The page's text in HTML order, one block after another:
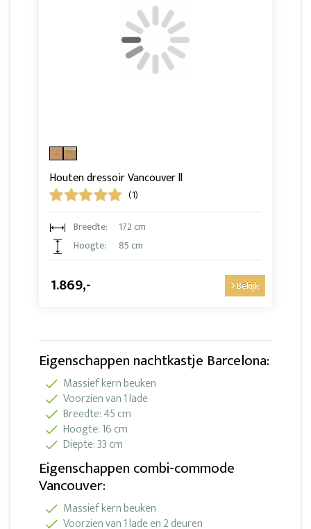
Houten dressoir Vancouver ll
(1)
Breedte:
172 cm
Hoogte:
85 cm
1.869,- Bekijk
Eigenschappen nachtkastje Barcelona:
Massief kern beuken
Voorzien van 1 lade
Breedte: 45 cm
Hoogte: 16 cm
Diepte: 33 cm
Eigenschappen combi-commode
Vancouver:
Massief kern beuken
Voorzien van 1 lade en 2 deuren